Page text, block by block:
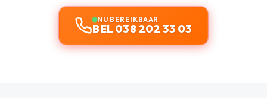
NU BEREIKBAAR
BEL 038 202 33 03